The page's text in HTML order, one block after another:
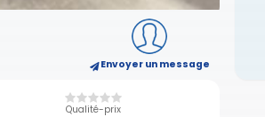
Envoyer un message
Qualité-prix